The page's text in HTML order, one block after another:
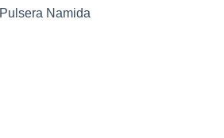
Pulsera Namida